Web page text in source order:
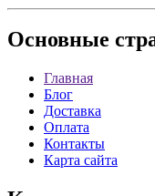
Основные
Главная
Блог
Доставка
Оплата
Контакты
Карта сайта